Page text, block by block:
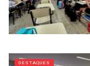
DESTAQUES